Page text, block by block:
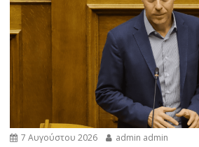
7 Αυγούστου 2026 admin admin